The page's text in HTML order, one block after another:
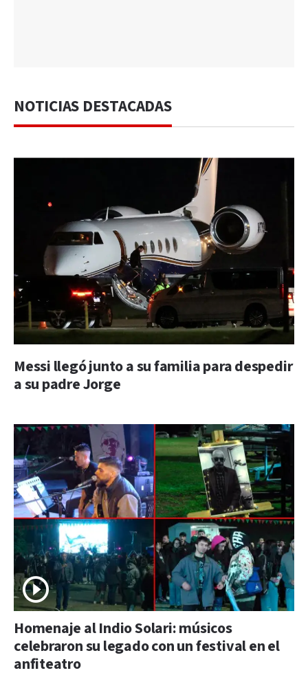
NOTICIAS DESTACADAS
Messi llegó junto a su familia para despedir
a su padre Jorge
Homenaje al Indio Solari: músicos
celebraron su legado con un festival en el
anfiteatro